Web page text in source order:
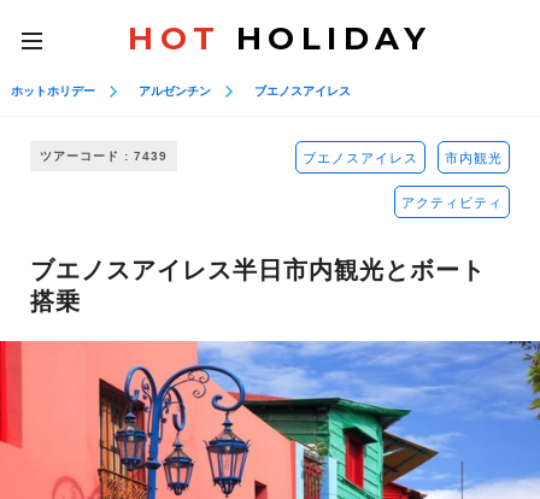
toggle
navigation
HOT HOLIDAY
ホットホリデー アルゼンチン ブエノスアイレス
ツアーコード : 7439 ブエノスアイレス 市内観光
アクティビティ
ブエノスアイレス半日市内観光とボート
搭乗